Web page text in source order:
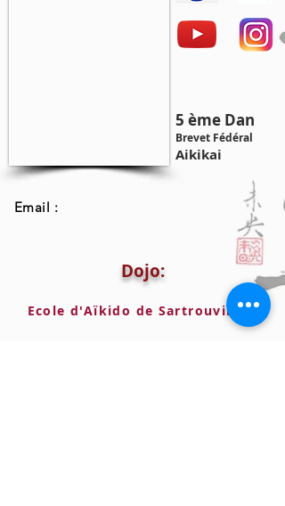
5 ème Dan
Brevet Fédéral
Aikikai
Email :
Dojo:
Ecole d'Aïkido de Sartrouville